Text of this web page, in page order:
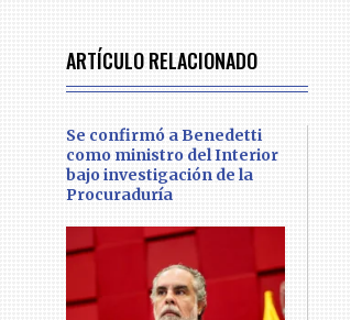
ARTÍCULO RELACIONADO
Se confirmó a Benedetti
como ministro del Interior
bajo investigación de la
Procuraduría